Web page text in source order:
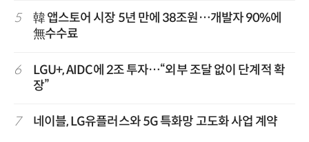
5
韓 앱스토어 시장 5년 만에 38조원…개발자 90%에
無수수료
6
LGU+, AIDC에 2조 투자…“외부 조달 없이 단계적 확
장”
7 네이블, LG유플러스와 5G 특화망 고도화 사업 계약